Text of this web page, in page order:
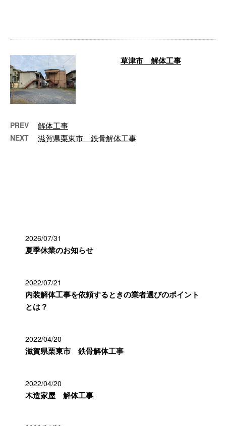
草津市 解体工事
PREV 解体工事
NEXT 滋賀県栗東市 鉄骨解体工事
2026/07/31
夏季休業のお知らせ
2022/07/21
内装解体工事を依頼するときの業者選びのポイント
とは？
2022/04/20
滋賀県栗東市 鉄骨解体工事
2022/04/20
木造家屋 解体工事